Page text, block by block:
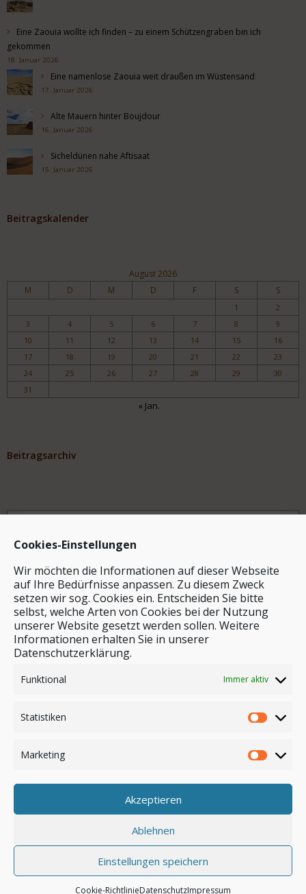
Cookies-Einstellungen
Wir möchten die Informationen auf dieser Webseite
auf Ihre Bedürfnisse anpassen. Zu diesem Zweck
setzen wir sog. Cookies ein. Entscheiden Sie bitte
selbst, welche Arten von Cookies bei der Nutzung
unserer Website gesetzt werden sollen. Weitere
Informationen erhalten Sie in unserer
Datenschutzerklärung.
Funktional Immer aktiv
Statistiken
Marketing
Akzeptieren
Ablehnen
Einstellungen speichern
Cookie-RichtlinieDatenschutzImpressum
Eine Zaouia wollte ich finden – zu einem Schützengraben bin ich
gekommen
18. Januar 2026
Eine namenlose Zaouia weit draußen im Wüstensand
17. Januar 2026
Alte Mauern hinter Boujdour
16. Januar 2026
Sicheldünen nahe Aftisaat
15. Januar 2026
Beitragskalender
August 2026
M D M D F S S
1
2
3
4 5 6 7 8
9
10
11 12 13 14 15
16
17
18 19 20 21 22
23
24
25 26 27 28 29
30
31
« Jan.
Beitragsarchiv
Archiv
Stichwortsuche
Anmelden
© by safar-reiseblog.de